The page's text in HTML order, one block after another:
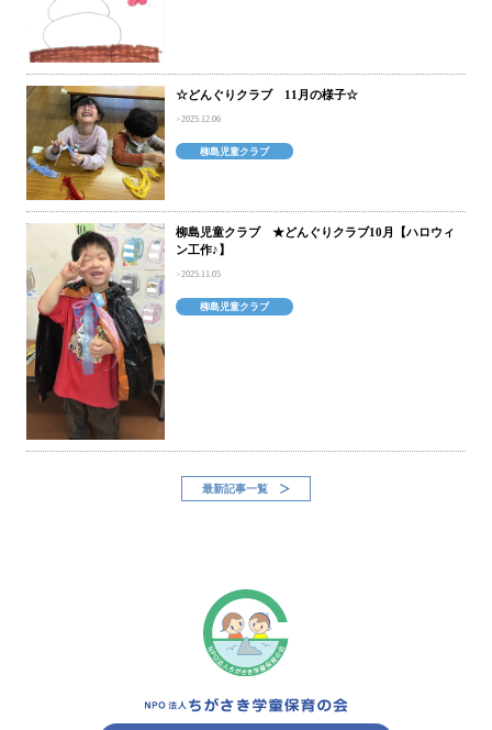
☆どんぐりクラブ 11月の様子☆
2025.12.06
柳島児童クラブ
柳島児童クラブ ★どんぐりクラブ10月【ハロウィ
ン工作♪】
2025.11.05
柳島児童クラブ
最新記事一覧